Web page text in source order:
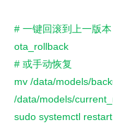
# 一键回滚到上一版本
ota_rollback
# 或手动恢复
mv /data/models/
/data/models/
sudo systemctl